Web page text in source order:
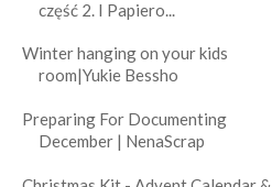
część 2. I Papiero...
Winter hanging on your kids
room|Yukie Bessho
Preparing For Documenting
December | NenaScrap